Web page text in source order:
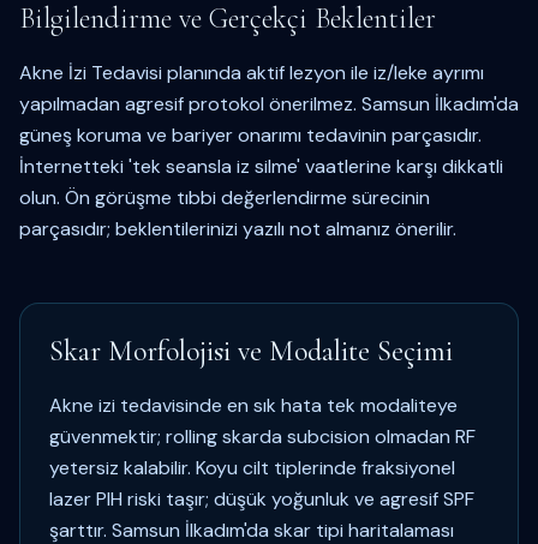
Bilgilendirme ve Gerçekçi Beklentiler
Akne İzi Tedavisi planında aktif lezyon ile iz/leke ayrımı
yapılmadan agresif protokol önerilmez. Samsun İlkadım'da
güneş koruma ve bariyer onarımı tedavinin parçasıdır.
İnternetteki 'tek seansla iz silme' vaatlerine karşı dikkatli
olun. Ön görüşme tıbbi değerlendirme sürecinin
parçasıdır; beklentilerinizi yazılı not almanız önerilir.
Skar Morfolojisi ve Modalite Seçimi
Akne izi tedavisinde en sık hata tek modaliteye
güvenmektir; rolling skarda subcision olmadan RF
yetersiz kalabilir. Koyu cilt tiplerinde fraksiyonel
lazer PIH riski taşır; düşük yoğunluk ve agresif SPF
şarttır. Samsun İlkadım'da skar tipi haritalaması